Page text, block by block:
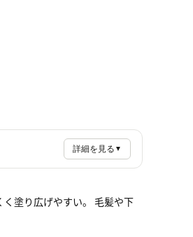
詳細を見る ▼
塗り広げやすい。 毛髪や下